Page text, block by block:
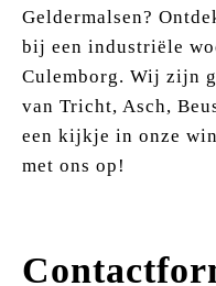
Geldermalsen?
bij een industriële
Culemborg. Wij zijn
van Tricht, Asch,
een kijkje in onze
met ons op!